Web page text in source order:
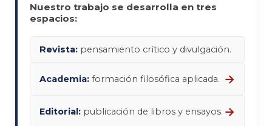
Nuestro trabajo se desarrolla en tres
espacios:
Revista: pensamiento crítico y divulgación.
Academia: formación filosófica aplicada. →
Editorial: publicación de libros y ensayos. →